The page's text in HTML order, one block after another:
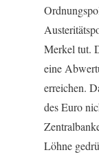
Merkel tut.
eine
erreichen.
des Euro
Löhne